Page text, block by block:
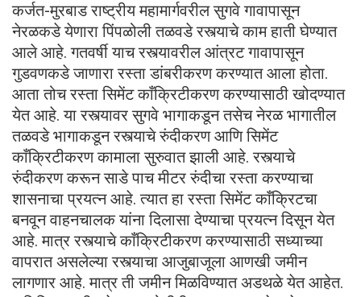
कर्जत-मुरबाड राष्ट्रीय महामार्गवरील सुगवे गावापासून
नेरळकडे येणारा पिंपळोली तळवडे रस्त्याचे काम हाती घेण्यात
आले आहे. गतवर्षी याच रस्त्यावरील आंत्रट गावापासून
गुडवणकडे जाणारा रस्ता डांबरीकरण करण्यात आला होता.
आता तोच रस्ता सिमेंट काँक्रिटीकरण करण्यासाठी खोदण्यात
येत आहे. या रस्त्यावर सुगवे भागाकडून तसेच नेरळ भागातील
तळवडे भागाकडून रस्त्याचे रुंदीकरण आणि सिमेंट
काँक्रिटीकरण कामाला सुरुवात झाली आहे. रस्त्याचे
रुंदीकरण करून साडे पाच मीटर रुंदीचा रस्ता करण्याचा
शासनाचा प्रयत्न आहे. त्यात हा रस्ता सिमेंट काँक्रिटचा
बनवून वाहनचालक यांना दिलासा देण्याचा प्रयत्न दिसून येत
आहे. मात्र रस्त्याचे काँक्रिटीकरण करण्यासाठी सध्याच्या
वापरात असलेल्या रस्त्याचा आजुबाजूला आणखी जमीन
लागणार आहे. मात्र ती जमीन मिळविण्यात अडथळे येत आहेत.